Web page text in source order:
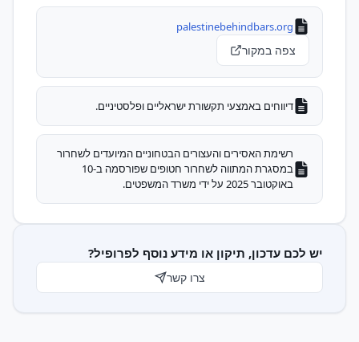
palestinebehindbars.org
צפה במקור
דיווחים באמצעי תקשורת ישראליים ופלסטיניים.
רשימת האסירים והעצורים הבטחוניים המיועדים לשחרור
במסגרת המתווה לשחרור חטופים שפורסמה ב-10
באוקטובר 2025 על ידי משרד המשפטים.
יש לכם עדכון, תיקון או מידע נוסף לפרופיל?
צרו קשר